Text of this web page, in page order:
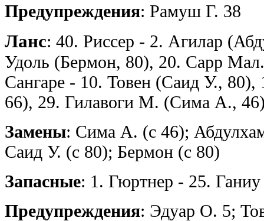
Предупреждения: Рамуш Г. 38
Ланс: 40. Риссер - 2. Агилар
Удоль (Бермон, 80), 20. Сарр
Сангаре - 10. Товен (Саид У.,
66), 29. Гилавоги М. (Сима А.,
Замены: Сима А. (с 46);
Саид У. (с 80); Бермон (с 80)
Запасные: 1. Гюртнер - 25.
Предупреждения: Эдуар О. 5;